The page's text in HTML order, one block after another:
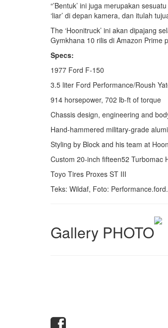
“’Bentuk’ ini juga merupakan
‘liar’ di depan kamera, dan itulah
The ‘Hoonitruck’ ini akan dipajang
Gymkhana 10 rilis di Amazon Prime
Specs:
1977 Ford F-150
3.5 liter Ford Performance/Roush
914 horsepower, 702 lb-ft of torque
Chassis design, engineering and
Hand-hammered military-grade
Styling by Block and his team at
Custom 20-inch fifteen52 Turbomac
Toyo Tires Proxes ST III
Teks: Wildaf, Foto: Performance.ford.
Gallery PHOTO